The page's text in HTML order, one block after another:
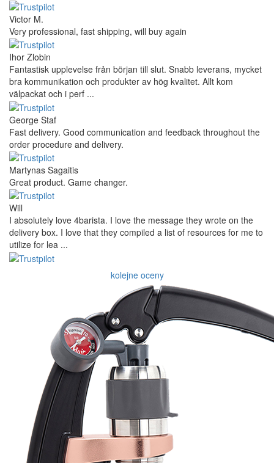
Victor M.
Very professional, fast shipping, will buy again
Ihor Zlobin
Fantastisk upplevelse från början till slut. Snabb leverans, mycket
bra kommunikation och produkter av hög kvalitet. Allt kom
välpackat och i perf ...
George Staf
Fast delivery. Good communication and feedback throughout the
order procedure and delivery.
Martynas Sagaitis
Great product. Game changer.
Will
I absolutely love 4barista. I love the message they wrote on the
delivery box. I love that they compiled a list of resources for me to
utilize for lea ...
kolejne oceny